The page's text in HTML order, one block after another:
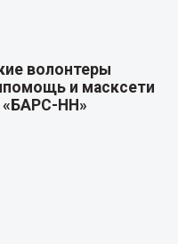
волонтеры
и масксети
«БАРС-НН»